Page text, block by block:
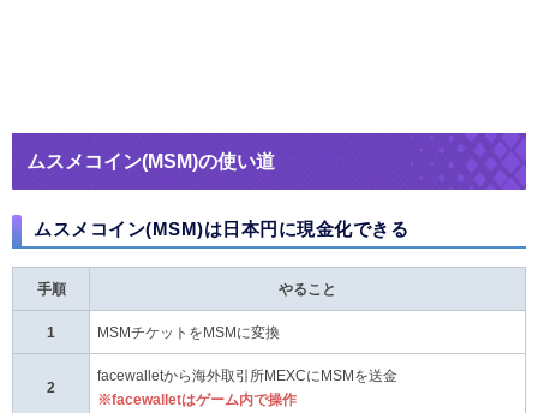
ムスメコイン(MSM)の使い道
ムスメコイン(MSM)は日本円に現金化できる
手順 やること
1 MSMチケットをMSMに変換
2
facewalletから海外取引所MEXCにMSMを送金
※facewalletはゲーム内で操作